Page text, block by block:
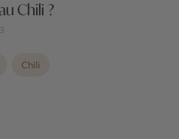
Chili ?
Chili